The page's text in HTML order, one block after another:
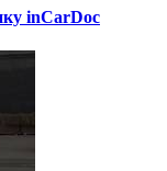
inCarDoc